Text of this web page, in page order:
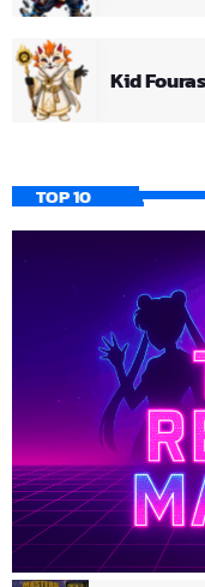
Kid
TOP 10